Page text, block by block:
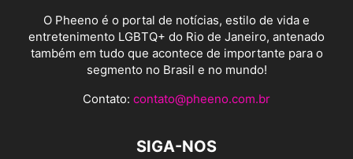
O Pheeno é o portal de notícias, estilo de vida e
entretenimento LGBTQ+ do Rio de Janeiro, antenado
também em tudo que acontece de importante para o
segmento no Brasil e no mundo!
Contato: contato@pheeno.com.br
SIGA-NOS